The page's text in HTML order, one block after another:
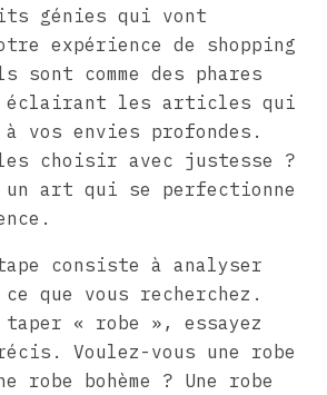
génies qui vont
expérience de shopping
comme des phares
éclairant les articles qui
à vos envies profondes.
les choisir avec justesse ?
art qui se perfectionne
consiste à analyser
que vous recherchez.
« robe », essayez
Voulez-vous une robe
robe bohème ? Une robe